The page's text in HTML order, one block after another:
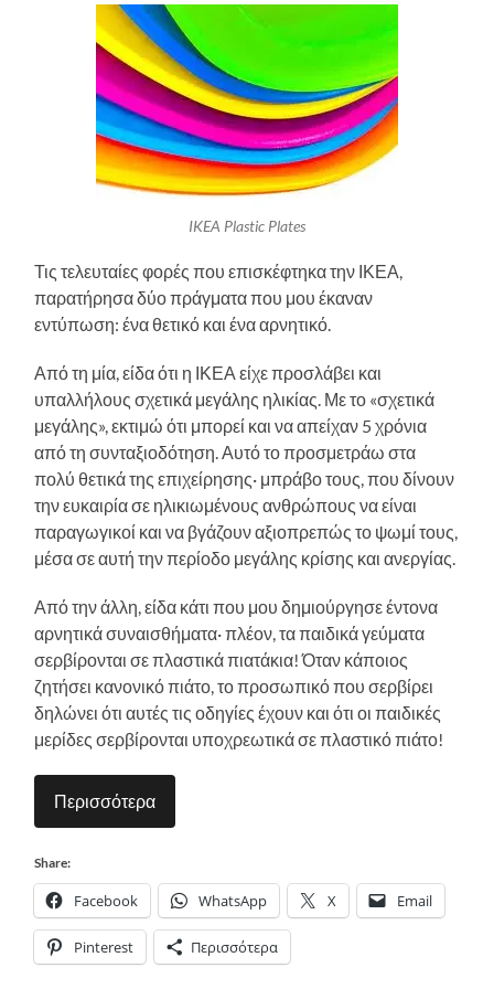
IKEA Plastic Plates
Τις τελευταίες φορές που επισκέφτηκα την ΙΚΕΑ,
παρατήρησα δύο πράγματα που μου έκαναν
εντύπωση: ένα θετικό και ένα αρνητικό.
Από τη μία, είδα ότι η ΙΚΕΑ είχε προσλάβει και
υπαλλήλους σχετικά μεγάλης ηλικίας. Με το «σχετικά
μεγάλης», εκτιμώ ότι μπορεί και να απείχαν 5 χρόνια
από τη συνταξιοδότηση. Αυτό το προσμετράω στα
πολύ θετικά της επιχείρησης· μπράβο τους, που δίνουν
την ευκαιρία σε ηλικιωμένους ανθρώπους να είναι
παραγωγικοί και να βγάζουν αξιοπρεπώς το ψωμί τους,
μέσα σε αυτή την περίοδο μεγάλης κρίσης και ανεργίας.
Από την άλλη, είδα κάτι που μου δημιούργησε έντονα
αρνητικά συναισθήματα· πλέον, τα παιδικά γεύματα
σερβίρονται σε πλαστικά πιατάκια! Όταν κάποιος
ζητήσει κανονικό πιάτο, το προσωπικό που σερβίρει
δηλώνει ότι αυτές τις οδηγίες έχουν και ότι οι παιδικές
μερίδες σερβίρονται υποχρεωτικά σε πλαστικό πιάτο!
Περισσότερα
Share:
Facebook WhatsApp X Email
Pinterest Περισσότερα